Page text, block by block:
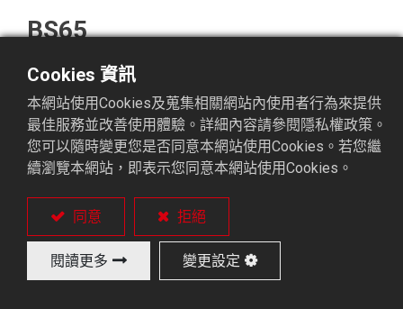
BS65
可提昇CNC車床加工中，工件速度與精密度，無
震動問題。
黑皮材料，可適用。.
BS65送料機佔地空間小。
移動式手控盒，方便操作，符合人體工學。
伺服馬達與線性滑軌結合，送料時，快、準、順
暢。
更換材料、調整機構，簡易方便。
Cookies 資訊
本網站使用Cookies及蒐集相關網站內使用者行為來提供
最佳服務並改善使用體驗。詳細內容請參閱隱私權政策。
您可以隨時變更您是否同意本網站使用Cookies。若您繼
續瀏覽本網站，即表示您同意本網站使用Cookies。
同意 拒絕
閱讀更多 變更設定